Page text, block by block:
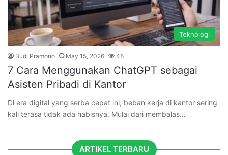
Teknologi
Budi Pramono May 15, 2026 48
7 Cara Menggunakan ChatGPT sebagai
Asisten Pribadi di Kantor
Di era digital yang serba cepat ini, beban kerja di kantor sering
kali terasa tidak ada habisnya. Mulai dari membalas…
ARTIKEL TERBARU